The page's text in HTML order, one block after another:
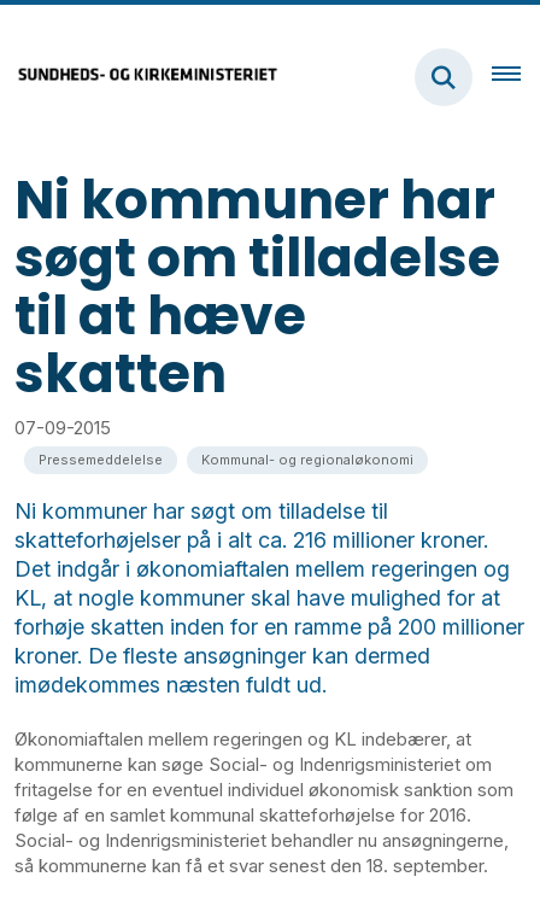
Ni kommuner har
søgt om tilladelse
til at hæve
skatten
07-09-2015
Pressemeddelelse Kommunal- og regionaløkonomi
Ni kommuner har søgt om tilladelse til
skatteforhøjelser på i alt ca. 216 millioner kroner.
Det indgår i økonomiaftalen mellem regeringen og
KL, at nogle kommuner skal have mulighed for at
forhøje skatten inden for en ramme på 200 millioner
kroner. De fleste ansøgninger kan dermed
imødekommes næsten fuldt ud.
Økonomiaftalen mellem regeringen og KL indebærer, at
kommunerne kan søge Social- og Indenrigsministeriet om
fritagelse for en eventuel individuel økonomisk sanktion som
følge af en samlet kommunal skatteforhøjelse for 2016.
Social- og Indenrigsministeriet behandler nu ansøgningerne,
så kommunerne kan få et svar senest den 18. september.